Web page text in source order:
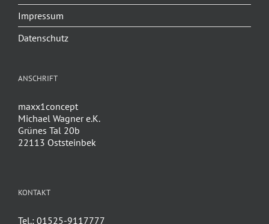
Impressum
Datenschutz
ANSCHRIFT
maxx1concept
Michael Wagner e.K.
Grünes Tal 20b
22113 Oststeinbek
KONTAKT
Tel.: 01525-9117777